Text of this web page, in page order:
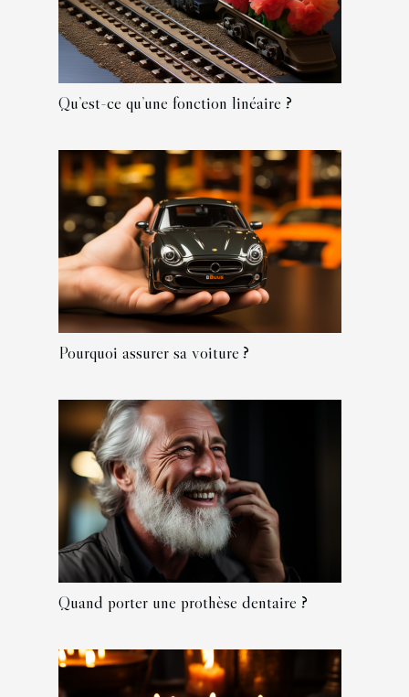
Qu’est-ce qu’une fonction linéaire ?
Pourquoi assurer sa voiture ?
Quand porter une prothèse dentaire ?